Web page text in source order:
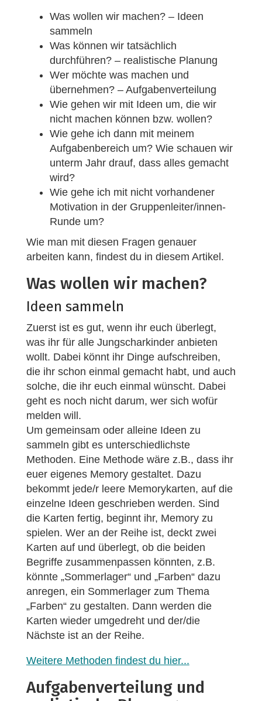
Was wollen wir machen? – Ideen
sammeln
Was können wir tatsächlich
durchführen? – realistische Planung
Wer möchte was machen und
übernehmen? – Aufgabenverteilung
Wie gehen wir mit Ideen um, die wir
nicht machen können bzw. wollen?
Wie gehe ich dann mit meinem
Aufgabenbereich um? Wie schauen wir
unterm Jahr drauf, dass alles gemacht
wird?
Wie gehe ich mit nicht vorhandener
Motivation in der Gruppenleiter/innen-
Runde um?
Wie man mit diesen Fragen genauer
arbeiten kann, findest du in diesem Artikel.
Was wollen wir machen?
Ideen sammeln
Zuerst ist es gut, wenn ihr euch überlegt,
was ihr für alle Jungscharkinder anbieten
wollt. Dabei könnt ihr Dinge aufschreiben,
die ihr schon einmal gemacht habt, und auch
solche, die ihr euch einmal wünscht. Dabei
geht es noch nicht darum, wer sich wofür
melden will.
Um gemeinsam oder alleine Ideen zu
sammeln gibt es unterschiedlichste
Methoden. Eine Methode wäre z.B., dass ihr
euer eigenes Memory gestaltet. Dazu
bekommt jede/r leere Memorykarten, auf die
einzelne Ideen geschrieben werden. Sind
die Karten fertig, beginnt ihr, Memory zu
spielen. Wer an der Reihe ist, deckt zwei
Karten auf und überlegt, ob die beiden
Begriffe zusammenpassen könnten, z.B.
könnte „Sommerlager“ und „Farben“ dazu
anregen, ein Sommerlager zum Thema
„Farben“ zu gestalten. Dann werden die
Karten wieder umgedreht und der/die
Nächste ist an der Reihe.
Weitere Methoden findest du hier...
Aufgabenverteilung und